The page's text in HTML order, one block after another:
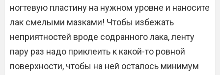
ногтевую пластину на нужном уровне и наносите
лак смелыми мазками! Чтобы избежать
неприятностей вроде содранного лака, ленту
пару раз надо приклеить к какой-то ровной
поверхности, чтобы на ней осталось минимум